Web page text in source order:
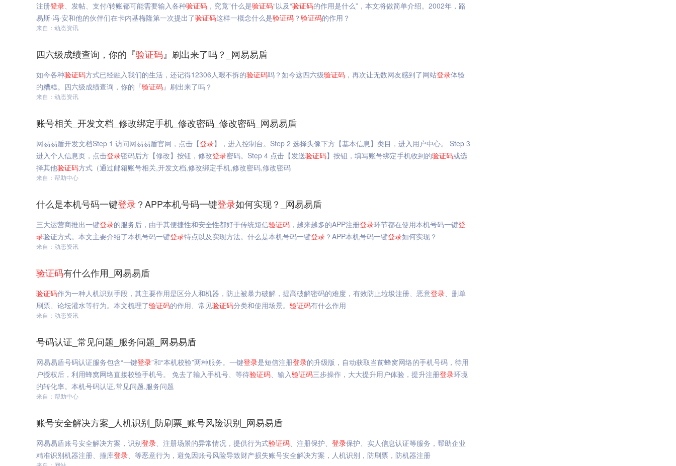
注册登录、发帖、支付/转账都可能需要输入各种验证码 ，究竟”什么是验证码“以及“验证码的作用是什么”，本文将做简单介绍。2002年，路
易斯·冯·安和他的伙伴们在卡内基梅隆第一次提出了验证码这样一概念什么是验证码 ？ 验证码的作用？
来自：动态资讯
四六级成绩查询，你的『验证码 』刷出来了吗？_网易易盾
如今各种验证码方式已经融入我们的生活，还记得12306人艰不拆的验证码吗？如今这四六级验证码 ，再次让无数网友感到了网站登录体验
的糟糕。四六级成绩查询，你的『验证码』刷出来了吗？
来自：动态资讯
账号相关_开发文档_修改绑定手机_修改密码_修改密码_网易易盾
网易易盾开发文档Step 1 访问网易易盾官网，点击【登录】，进入控制台。Step 2 选择头像下方【基本信息】类目，进入用户中心。 Step 3
进入个人信息页，点击登录密码后方【修改】按钮，修改登录密码。Step 4 点击【发送验证码】按钮，填写账号绑定手机收到的验证码或选
择其他验证码方式（通过邮箱账号相关,开发文档,修改绑定手机,修改密码,修改密码
来自：帮助中心
什么是本机号码一键登录？APP本机号码一键登录如何实现？_网易易盾
三大运营商推出一键登录的服务后，由于其便捷性和安全性都好于传统短信验证码 ，越来越多的APP注册登录环节都在使用本机号码一键登
录验证方式。本文主要介绍了本机号码一键登录特点以及实现方法。什么是本机号码一键登录 ？APP本机号码一键登录如何实现？
来自：动态资讯
验证码有什么作用_网易易盾
验证码作为一种人机识别手段，其主要作用是区分人和机器，防止被暴力破解，提高破解密码的难度，有效防止垃圾注册、恶意登录、删单
刷票、论坛灌水等行为。本文梳理了验证码的作用、常见验证码分类和使用场景。 验证码有什么作用
来自：动态资讯
号码认证_常见问题_服务问题_网易易盾
网易易盾号码认证服务包含“一键登录”和“本机校验”两种服务。一键登录是短信注册登录的升级版，自动获取当前蜂窝网络的手机号码，待用
户授权后，利用蜂窝网络直接校验手机号。 免去了输入手机号、等待验证码、输入验证码三步操作，大大提升用户体验，提升注册登录环境
的转化率。本机号码认证,常见问题,服务问题
来自：帮助中心
账号安全解决方案_人机识别_防刷票_账号风险识别_网易易盾
网易易盾账号安全解决方案，识别登录、注册场景的异常情况，提供行为式验证码、注册保护、 登录保护、实人信息认证等服务，帮助企业
精准识别机器注册、撞库登录、等恶意行为，避免因账号风险导致财产损失账号安全解决方案，人机识别，防刷票，防机器注册